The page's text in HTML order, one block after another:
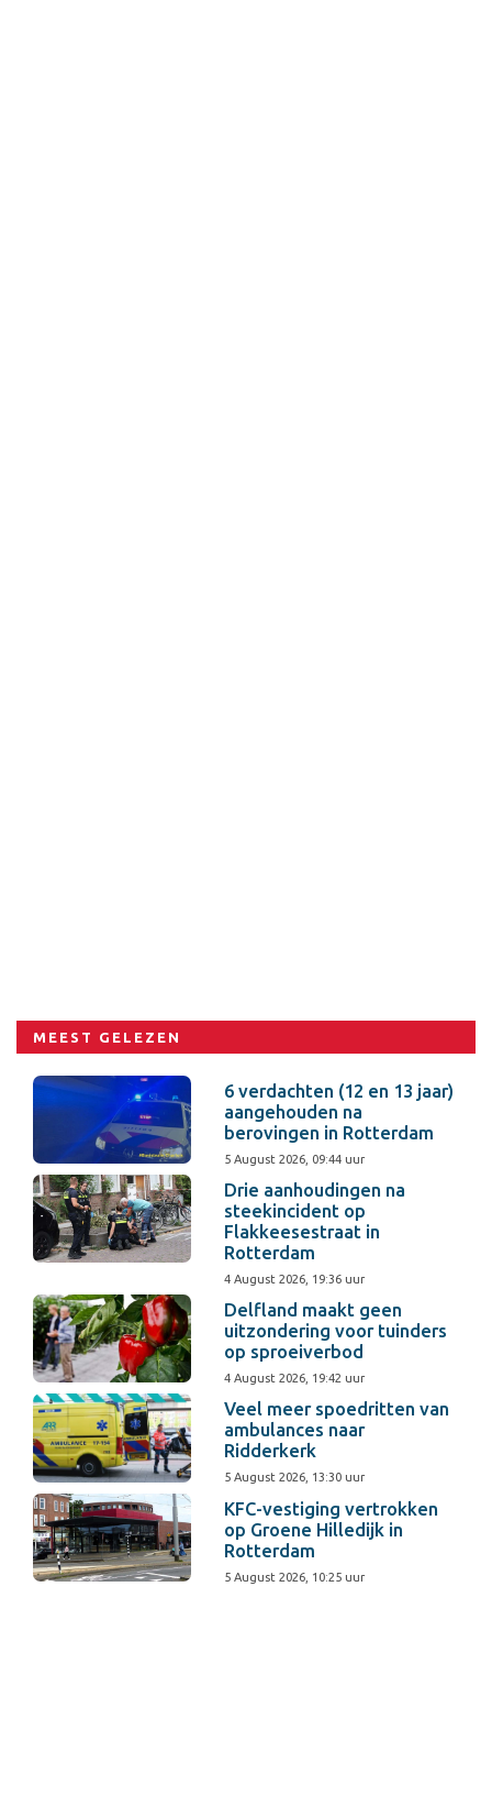
MEEST GELEZEN
6 verdachten (12 en 13 jaar)
aangehouden na
berovingen in Rotterdam
5 August 2026, 09:44 uur
Drie aanhoudingen na
steekincident op
Flakkeesestraat in
Rotterdam
4 August 2026, 19:36 uur
Delfland maakt geen
uitzondering voor tuinders
op sproeiverbod
4 August 2026, 19:42 uur
Veel meer spoedritten van
ambulances naar
Ridderkerk
5 August 2026, 13:30 uur
KFC-vestiging vertrokken
op Groene Hilledijk in
Rotterdam
5 August 2026, 10:25 uur